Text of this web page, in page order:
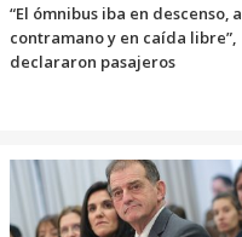
“El ómnibus iba en descenso, a
contramano y en caída libre”,
declararon pasajeros